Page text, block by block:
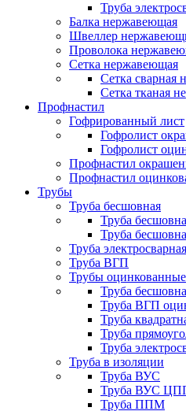
Труба
Балка нержавеющая
Швеллер
Проволока
Сетка нержавеющая
Сетка сварная
Сетка тканая
Профнастил
Гофрированный лист
Гофролист
Гофролист
Профнастил
Профнастил
Трубы
Труба бесшовная
Труба
Труба
Труба электросварная
Труба ВГП
Трубы оцинкованные
Труба
Труба ВГП
Труба
Труба
Труба
Труба в изоляции
Труба ВУС
Труба ВУС
Труба ППМ